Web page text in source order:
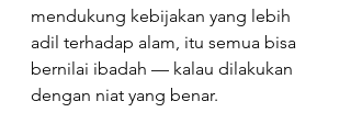
mendukung kebijakan yang lebih
adil terhadap alam, itu semua bisa
bernilai ibadah — kalau dilakukan
dengan niat yang benar.